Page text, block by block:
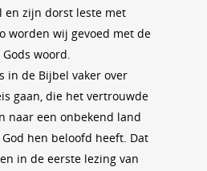
en zijn dorst leste met
worden wij gevoed met de
woord.
in de Bijbel vaker over
gaan, die het vertrouwde
naar een onbekend land
hen beloofd heeft. Dat
in de eerste lezing van